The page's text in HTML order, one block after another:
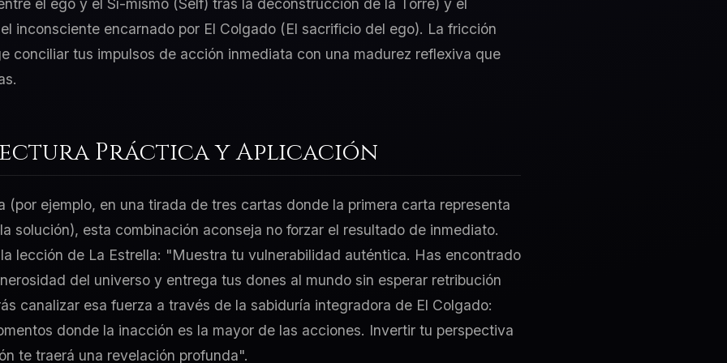
el ego y el Sí-mismo (Self) tras la deconstrucción de la Torre) y el
inconsciente encarnado por El Colgado (El sacrificio del ego). La fricción
conciliar tus impulsos de acción inmediata con una madurez reflexiva que
Práctica y Aplicación
(por ejemplo, en una tirada de tres cartas donde la primera carta representa
solución), esta combinación aconseja no forzar el resultado de inmediato.
lección de La Estrella: "Muestra tu vulnerabilidad auténtica. Has encontrado
del universo y entrega tus dones al mundo sin esperar retribución
canalizar esa fuerza a través de la sabiduría integradora de El Colgado:
donde la inacción es la mayor de las acciones. Invertir tu perspectiva
te traerá una revelación profunda".